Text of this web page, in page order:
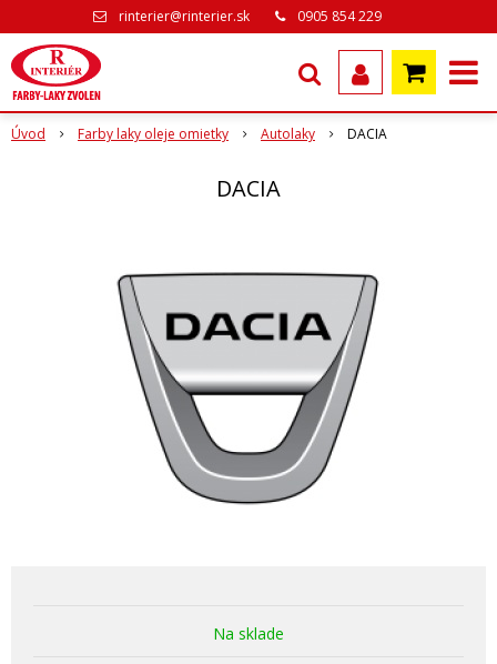
rinterier@rinterier.sk 0905 854 229
Úvod Farby laky oleje omietky Autolaky DACIA
DACIA
Na sklade